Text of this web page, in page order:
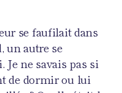
se faufilait dans
un autre se
ne savais pas si
de dormir ou lui